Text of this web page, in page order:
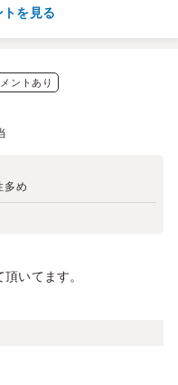
トを見る
ントあり
多め
いてます。